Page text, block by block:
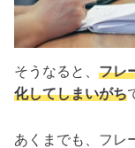
そうなると、 フレ
化してしまいがち
あくまでも、フレ